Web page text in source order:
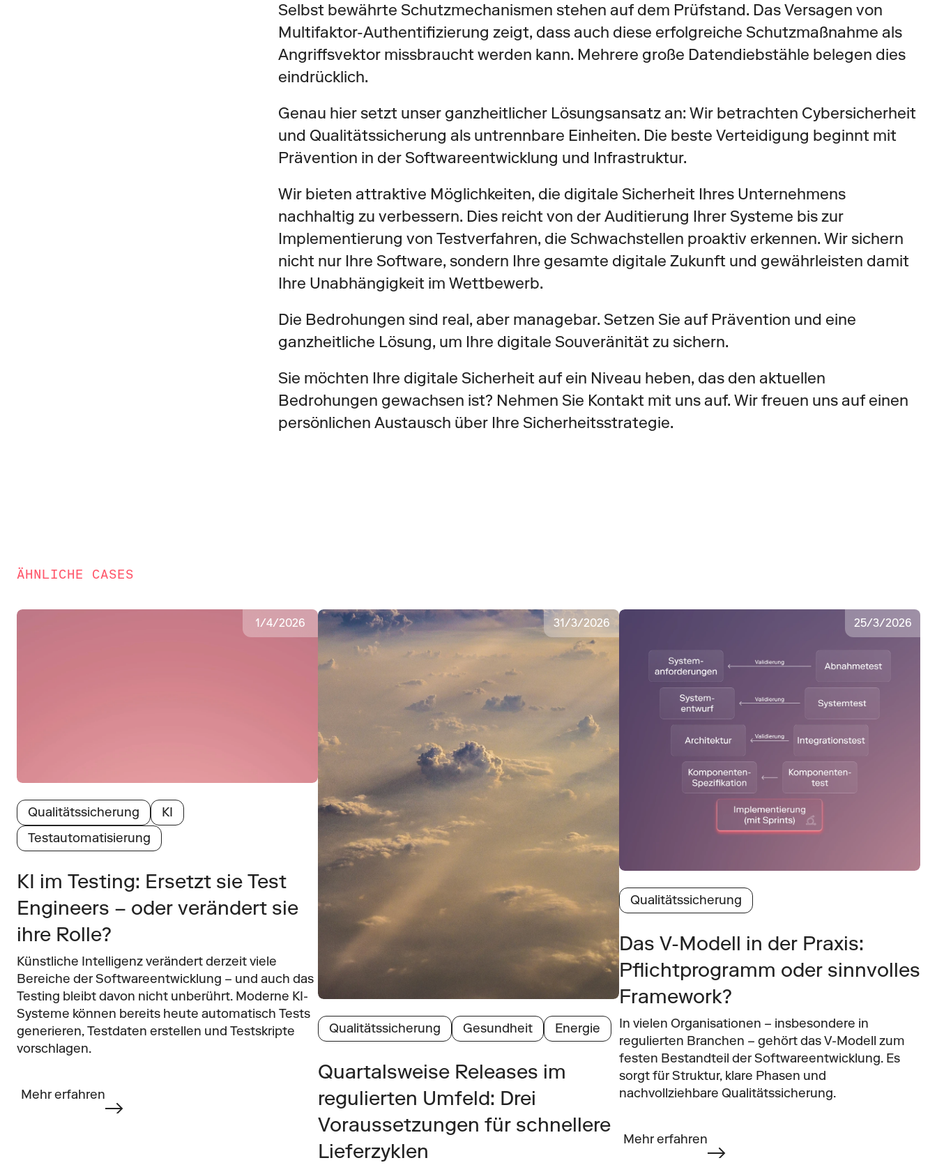
Selbst bewährte Schutzmechanismen stehen auf dem Prüfstand. Das Versagen von
Multifaktor-Authentifizierung zeigt, dass auch diese erfolgreiche Schutzmaßnahme als
Angriffsvektor missbraucht werden kann. Mehrere große Datendiebstähle belegen dies
eindrücklich.
Genau hier setzt unser ganzheitlicher Lösungsansatz an: Wir betrachten Cybersicherheit
und Qualitätssicherung als untrennbare Einheiten. Die beste Verteidigung beginnt mit
Prävention in der Softwareentwicklung und Infrastruktur.
Wir bieten attraktive Möglichkeiten, die digitale Sicherheit Ihres Unternehmens
nachhaltig zu verbessern. Dies reicht von der Auditierung Ihrer Systeme bis zur
Implementierung von Testverfahren, die Schwachstellen proaktiv erkennen. Wir sichern
nicht nur Ihre Software, sondern Ihre gesamte digitale Zukunft und gewährleisten damit
Ihre Unabhängigkeit im Wettbewerb.
Die Bedrohungen sind real, aber managebar. Setzen Sie auf Prävention und eine
ganzheitliche Lösung, um Ihre digitale Souveränität zu sichern.
Sie möchten Ihre digitale Sicherheit auf ein Niveau heben, das den aktuellen
Bedrohungen gewachsen ist? Nehmen Sie Kontakt mit uns auf. Wir freuen uns auf einen
persönlichen Austausch über Ihre Sicherheitsstrategie.
ÄHNLICHE CASES
1/4/2026
Qualitätssicherung
KI
Testautomatisierung
KI im Testing: Ersetzt sie Test
Engineers – oder verändert sie
ihre Rolle?
Künstliche Intelligenz verändert derzeit viele
Bereiche der Softwareentwicklung – und auch das
Testing bleibt davon nicht unberührt. Moderne KI-
Systeme können bereits heute automatisch Tests
generieren, Testdaten erstellen und Testskripte
vorschlagen.
Mehr erfahren
31/3/2026
Qualitätssicherung Gesundheit Energie
Quartalsweise Releases im
regulierten Umfeld: Drei
Voraussetzungen für schnellere
Lieferzyklen
25/3/2026
Qualitätssicherung
Das V-Modell in der Praxis:
Pflichtprogramm oder sinnvolles
Framework?
In vielen Organisationen – insbesondere in
regulierten Branchen – gehört das V-Modell zum
festen Bestandteil der Softwareentwicklung. Es
sorgt für Struktur, klare Phasen und
nachvollziehbare Qualitätssicherung.
Mehr erfahren